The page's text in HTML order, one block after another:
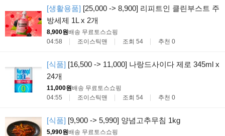
[생활용품] [25,000 -> 8,900] 리피트인 클린부스트 주
방세제 1L x 2개
8,900원배송 무료 토스쇼핑
04:58
조이스틱맨 조회 54 추천 0
[식품] [16,500 -> 11,000] 나랑드사이다 제로 345ml x
24개
11,000원배송 무료 토스쇼핑
04:55
조이스틱맨 조회 54 추천 0
[식품] [9,900 -> 5,990] 양념고추무침 1kg
5,990원배송 무료 토스쇼핑